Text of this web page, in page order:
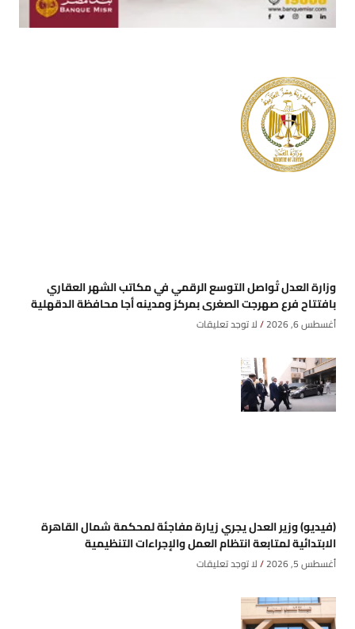
وزارة العدل تُواصل التوسع الرقمي في مكاتب الشهر العقاري
بافتتاح فرع صهرجت الصغرى بمركز ومدينه أجا محافظة الدقهلية
أغسطس 6, 2026 لا توجد تعليقات
(فيديو) وزير العدل يجري زيارة مفاجئة لمحكمة شمال القاهرة
الابتدائية لمتابعة انتظام العمل والإجراءات التنظيمية
أغسطس 5, 2026 لا توجد تعليقات